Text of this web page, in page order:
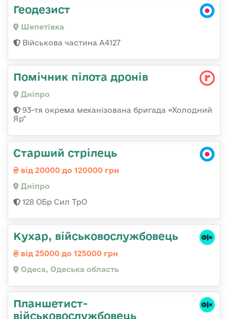
Геодезист
Шепетівка
Військова частина А4127
Помічник пілота дронів
Дніпро
93-тя окрема механізована бригада «Холодний
Яр"
Старший стрілець
від 20000 до 120000 грн
Дніпро
128 ОБр Сил ТрО
Кухар, військовослужбовець
від 25000 до 125000 грн
Одеса, Одеська область
Планшетист-
військовослужбовець